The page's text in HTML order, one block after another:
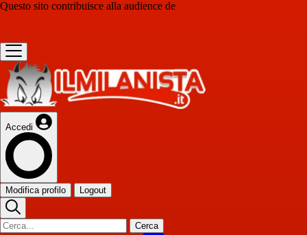
Questo sito contribuisce alla audience de
Accedi
Modifica profilo Logout
Cerca